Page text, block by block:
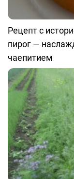
Рецепт с
пирог —
чаепитием